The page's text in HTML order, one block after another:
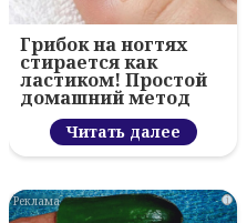
Грибок на ногтях
стирается как
ластиком! Простой
домашний метод
Читать далее
i